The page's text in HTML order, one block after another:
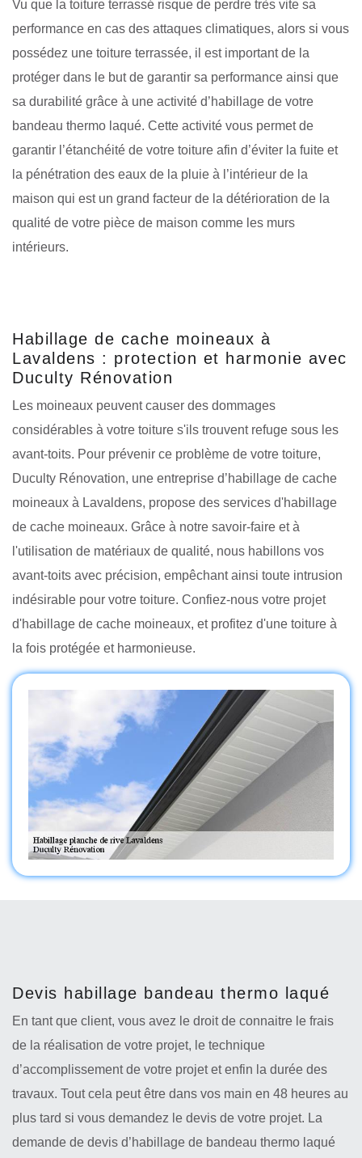
Vu que la toiture terrassé risque de perdre très vite sa
performance en cas des attaques climatiques, alors si vous
possédez une toiture terrassée, il est important de la
protéger dans le but de garantir sa performance ainsi que
sa durabilité grâce à une activité d’habillage de votre
bandeau thermo laqué. Cette activité vous permet de
garantir l’étanchéité de votre toiture afin d’éviter la fuite et
la pénétration des eaux de la pluie à l’intérieur de la
maison qui est un grand facteur de la détérioration de la
qualité de votre pièce de maison comme les murs
intérieurs.
Habillage de cache moineaux à
Lavaldens : protection et harmonie avec
Duculty Rénovation
Les moineaux peuvent causer des dommages
considérables à votre toiture s'ils trouvent refuge sous les
avant-toits. Pour prévenir ce problème de votre toiture,
Duculty Rénovation, une entreprise d’habillage de cache
moineaux à Lavaldens, propose des services d'habillage
de cache moineaux. Grâce à notre savoir-faire et à
l'utilisation de matériaux de qualité, nous habillons vos
avant-toits avec précision, empêchant ainsi toute intrusion
indésirable pour votre toiture. Confiez-nous votre projet
d'habillage de cache moineaux, et profitez d'une toiture à
la fois protégée et harmonieuse.
Devis habillage bandeau thermo laqué
En tant que client, vous avez le droit de connaitre le frais
de la réalisation de votre projet, le technique
d’accomplissement de votre projet et enfin la durée des
travaux. Tout cela peut être dans vos main en 48 heures au
plus tard si vous demandez le devis de votre projet. La
demande de devis d’habillage de bandeau thermo laqué